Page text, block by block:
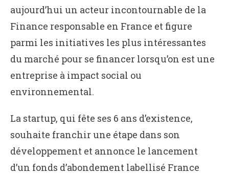
aujourd’hui un acteur incontournable de la
Finance responsable en France et figure
parmi les initiatives les plus intéressantes
du marché pour se financer lorsqu’on est une
entreprise à impact social ou
environnemental.
La startup, qui fête ses 6 ans d’existence,
souhaite franchir une étape dans son
développement et annonce le lancement
d’un fonds d’abondement labellisé France